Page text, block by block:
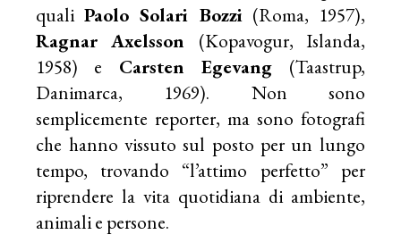
qualiPaolo Solari Bozzi(Roma, 1957),
Ragnar Axelsson (Kopavogur, Islanda,
1958) e Carsten Egevang (Taastrup,
Danimarca, 1969). Non sono
semplicemente reporter, ma sono fotografi
che hanno vissuto sul posto per un lungo
tempo, trovando “l’attimo perfetto” per
riprendere la vita quotidiana di ambiente,
animali e persone.